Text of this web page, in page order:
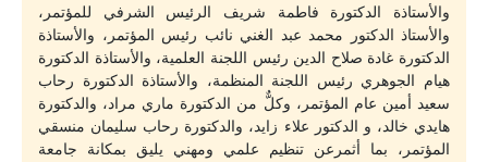
والأستاذة الدكتورة فاطمة شريف الرئيس الشرفي للمؤتمر،
والأستاذ الدكتور محمد عبد الغني نائب رئيس المؤتمر، والأستاذة
الدكتورة غادة صلاح الدين رئيس اللجنة العلمية، والأستاذة الدكتورة
هيام الجوهري رئيس اللجنة المنظمة، والأستاذة الدكتورة رحاب
سعيد أمين عام المؤتمر، وكلٌّ من الدكتورة ماري مراد، والدكتورة
هايدي خالد، و الدكتور علاء زايد، والدكتورة رحاب سليمان منسقي
المؤتمر، بما أثمرعن تنظيم علمي ومهني يليق بمكانة جامعة